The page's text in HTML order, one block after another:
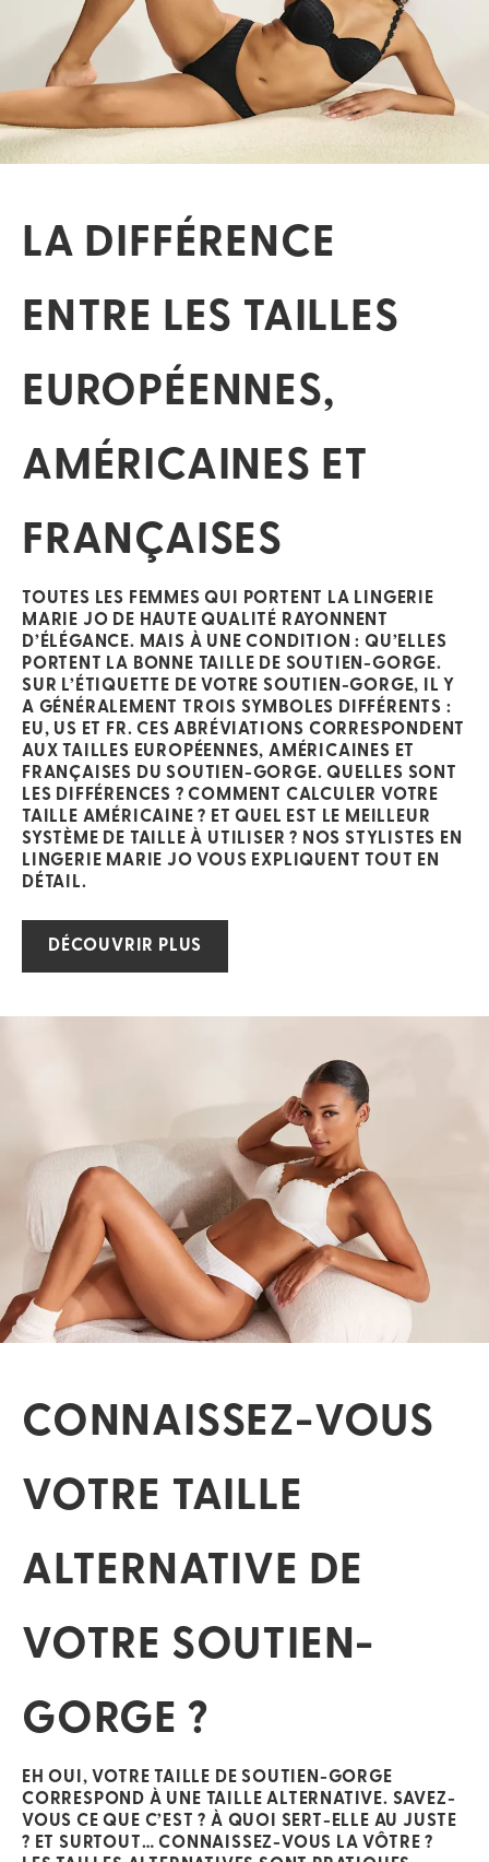
LA DIFFÉRENCE
ENTRE LES TAILLES
EUROPÉENNES,
AMÉRICAINES ET
FRANÇAISES
TOUTES LES FEMMES QUI PORTENT LA LINGERIE
MARIE JO DE HAUTE QUALITÉ RAYONNENT
D’ÉLÉGANCE. MAIS À UNE CONDITION : QU’ELLES
PORTENT LA BONNE TAILLE DE SOUTIEN-GORGE.
SUR L’ÉTIQUETTE DE VOTRE SOUTIEN-GORGE, IL Y
A GÉNÉRALEMENT TROIS SYMBOLES DIFFÉRENTS :
EU, US ET FR. CES ABRÉVIATIONS CORRESPONDENT
AUXTAILLES EUROPÉENNES, AMÉRICAINES ET
FRANÇAISES DU SOUTIEN-GORGE. QUELLES SONT
LES DIFFÉRENCES ? COMMENT CALCULER VOTRE
TAILLE AMÉRICAINE ? ET QUEL EST LE MEILLEUR
SYSTÈME DE TAILLE À UTILISER ? NOS STYLISTES EN
LINGERIE MARIE JO VOUS EXPLIQUENT TOUT EN
DÉTAIL.
DÉCOUVRIR PLUS
CONNAISSEZ-VOUS
VOTRE TAILLE
ALTERNATIVE DE
VOTRE SOUTIEN-
GORGE ?
EH OUI, VOTRE TAILLE DE SOUTIEN-GORGE
CORRESPOND À UNE TAILLE ALTERNATIVE. SAVEZ-
VOUS CE QUE C’EST ? À QUOI SERT-ELLE AU JUSTE
? ET SURTOUT… CONNAISSEZ-VOUS LA VÔTRE ?